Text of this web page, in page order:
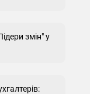
змін" у